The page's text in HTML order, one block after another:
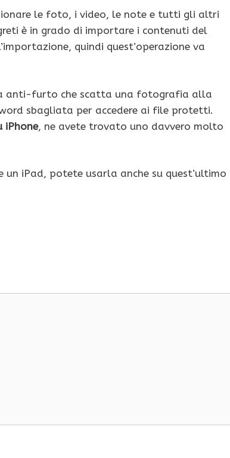
le foto, i video, le note e tutti gli altri
è in grado di importare i contenuti del
quindi quest’operazione va
anti-furto che scatta una fotografia alla
sbagliata per accedere ai file protetti.
iPhone, ne avete trovato uno davvero molto
un iPad, potete usarla anche su quest’ultimo